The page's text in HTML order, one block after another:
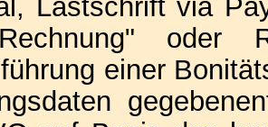
Lastschrift via
oder
einer